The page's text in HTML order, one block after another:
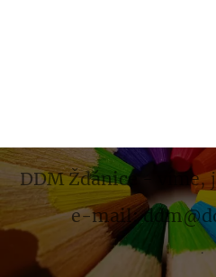
DDM Ždánice
- víme,
e-mail:
.